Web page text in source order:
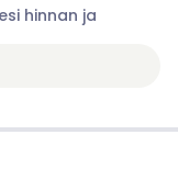
hinnan ja